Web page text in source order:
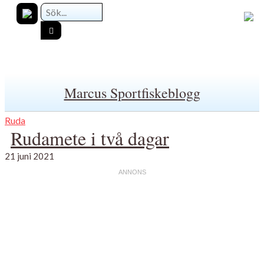
Marcus Sportfiskeblogg
Ruda
Rudamete i två dagar
21 juni 2021